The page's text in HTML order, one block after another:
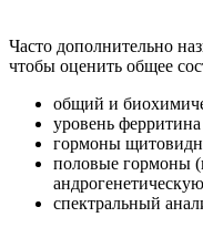
Часто дополнительно
чтобы оценить общее
общий и
уровень
гормоны
половые гормоны
спектральный